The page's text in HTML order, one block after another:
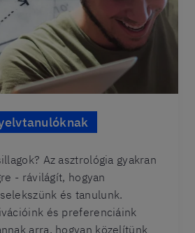
Az asztrológia gyakran
- rávilágít, hogyan
és tanulunk.
és preferenciáink
arra, hogyan közelítünk